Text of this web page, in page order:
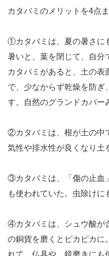
カタバミのメリットを4点
①カタバミは、夏の暑さに
暑いと、葉を閉じて、自分
カタバミがあると、土の
で、少なからず乾燥を防ぎ
す。自然のグランドカバー
②カタバミは、根が土の中
気性や排水性が良くなり土
③カタバミは、「傷の止血
も使われていた。虫除けに
④カタバミは、シュウ酸が
の銅貨を磨くとピカピカに
れて、仏具や、鏡磨きにも